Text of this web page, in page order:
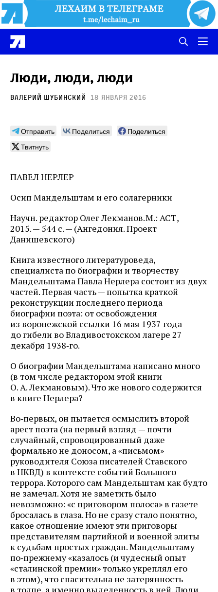
Люди, люди, люди
Валерий Шубинский 18 января 2016
Отправить Поделиться
Поделиться
Твитнуть
ПАВЕЛ НЕРЛЕР
Осип Мандельштам и его солагерники
Научн. редактор Олег Лекманов. ​М.: АСТ,
2015. — 544 с. — (Ангедония. Проект
Данишевского)
Книга известного литературоведа,
специалиста по биографии и творчеству
Мандельштама Павла Нерлера состоит из двух
частей. Первая часть — попытка краткой
реконструкции последнего периода
биографии поэта: от освобождения
из воронежской ссылки 16 мая 1937 года
до гибели во Владивостокском лагере 27
декабря 1938‑го.
О биографии Мандельштама написано много
(в том числе редактором этой книги
О. А. Лекмановым). Что же нового содержится
в книге Нерлера?
Во‑первых, он пытается осмыслить второй
арест поэта (на первый взгляд — почти
случайный, спровоцированный даже
формально не доносом, а «письмом»
руководителя Союза писателей Ставского
в НКВД) в контексте событий Большого
террора. Которого сам Мандельштам как будто
не замечал. Хотя не заметить было
невозможно: «с приговором полоса» в газете
бросалась в глаза. Но не сразу стало понятно,
какое отношение имеют эти приговоры
представителям партийной и военной элиты
к судьбам простых граждан. Мандельштаму
по‑прежнему «казалось (и чудесный опыт
«сталинской премии» только укреплял его
в этом), что спасительна не затерянность
в толпе, а именно выделенность в ней. Люди